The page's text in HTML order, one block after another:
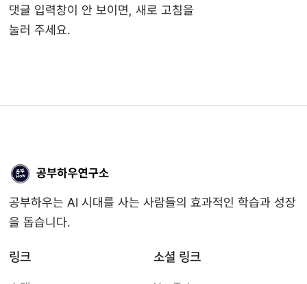
댓글 입력창이 안 보이면, 새로 고침을
눌러 주세요.
공부하우는 AI 시대를 사는 사람들의 효과적인 학습과 성장
을 돕습니다.
링크 소셜 링크